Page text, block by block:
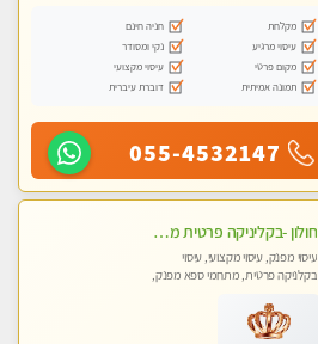
מקלחת
חניה חינם
עיסוי מרגיע
נקי ומסודר
מקום פרטי
עיסוי מקצועי
תמונה אמיתית
דוברת עיברית
055-4532147
חולון -בקליניקה פרטית מפגש טיפולי !!! מקצועי בלבד - professional therapist ללא מין !!
עיסוי מפנק, עיסוי מקצועי, עיסוי
בקלניקה פרטית, מתחמי ספא מפנק,